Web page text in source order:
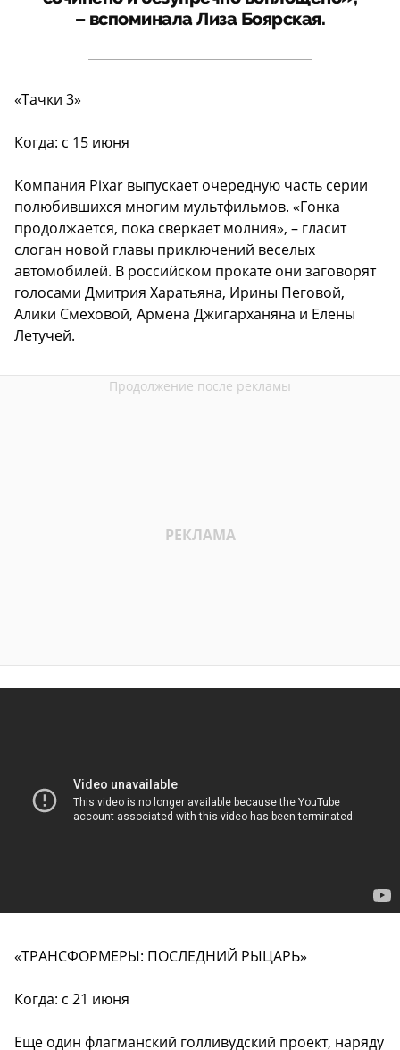
– вспоминала Лиза Боярская.
«Тачки 3»
Когда: с 15 июня
Компания Pixar выпускает очередную часть серии
полюбившихся многим мультфильмов. «Гонка
продолжается, пока сверкает молния», – гласит
слоган новой главы приключений веселых
автомобилей. В российском прокате они заговорят
голосами Дмитрия Харатьяна, Ирины Пеговой,
Алики Смеховой, Армена Джигарханяна и Елены
Летучей.
«ТРАНСФОРМЕРЫ: ПОСЛЕДНИЙ РЫЦАРЬ»
Когда: с 21 июня
Еще один флагманский голливудский проект, наряду